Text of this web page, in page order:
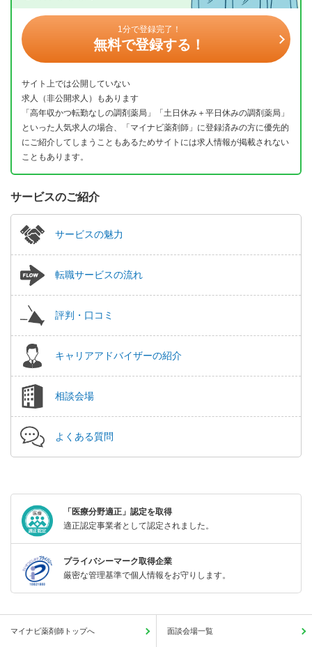
1分で登録完了！
無料で登録する！
サイト上では公開していない
求人（非公開求人）もあります
「高年収かつ転勤なしの調剤薬局」「土日休み＋平日休みの調剤薬局」
といった人気求人の場合、「マイナビ薬剤師」に登録済みの方に優先的
にご紹介してしまうこともあるためサイトには求人情報が掲載されない
こともあります。
サービスのご紹介
サービスの魅力
転職サービスの流れ
評判・口コミ
キャリアアドバイザーの紹介
相談会場
よくある質問
「医療分野適正」認定を取得
適正認定事業者として認定されました。
プライバシーマーク取得企業
厳密な管理基準で個人情報をお守りします。
マイナビ薬剤師トップへ 面談会場一覧